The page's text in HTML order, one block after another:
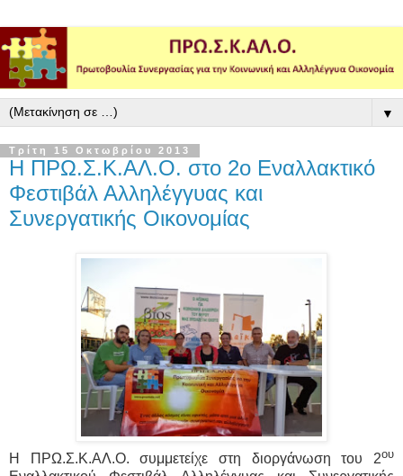
▼
Τρίτη 15 Οκτωβρίου 2013
Η ΠΡΩ.Σ.Κ.ΑΛ.Ο. στο 2ο Εναλλακτικό
Φεστιβάλ Αλληλέγγυας και
Συνεργατικής Οικονομίας
Η ΠΡΩ.Σ.Κ.ΑΛ.Ο. συμμετείχε στη διοργάνωση του 2ου